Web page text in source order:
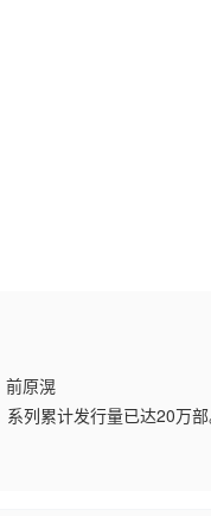
原滉
列累计发行量已达20万
的关系即将走到被甩的“尽